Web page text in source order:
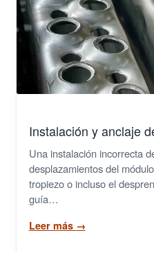
Instalación y anclaje
Una instalación incorrecta
desplazamientos del
tropiezo o incluso el
guía…
Leer más →